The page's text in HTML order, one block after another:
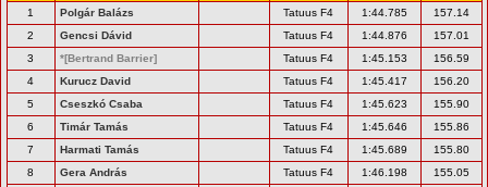
1 Polgár Balázs Tatuus F4 1:44.785
157.14
2
Gencsi Dávid Tatuus F4 1:44.876
157.01
3
*[Bertrand Barrier] Tatuus F4 1:45.153
156.59
4
Kurucz David Tatuus F4 1:45.417
156.20
5
Cseszkó Csaba Tatuus F4 1:45.623
155.90
6
Timár Tamás Tatuus F4 1:45.646
155.86
7
Harmati Tamás Tatuus F4 1:45.689
155.80
8
Gera András Tatuus F4 1:46.198
155.05